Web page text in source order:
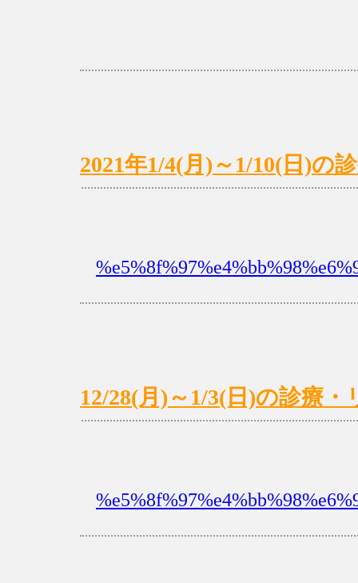
2021年1/4(月)～1/10(日)の
12/28(月)～1/3(日)の診療